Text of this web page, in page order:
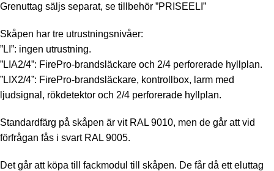
Grenuttag säljs separat, se tillbehör ”PRISEELI”
Skåpen har tre utrustningsnivåer:
”LI”: ingen utrustning.
”LIA2/4”: FirePro-brandsläckare och 2/4 perforerade hyllplan.
”LIX2/4”: FirePro-brandsläckare, kontrollbox, larm med
ljudsignal, rökdetektor och 2/4 perforerade hyllplan.
Standardfärg på skåpen är vit RAL 9010, men de går att vid
förfrågan fås i svart RAL 9005.
Det går att köpa till fackmodul till skåpen. De får då ett eluttag